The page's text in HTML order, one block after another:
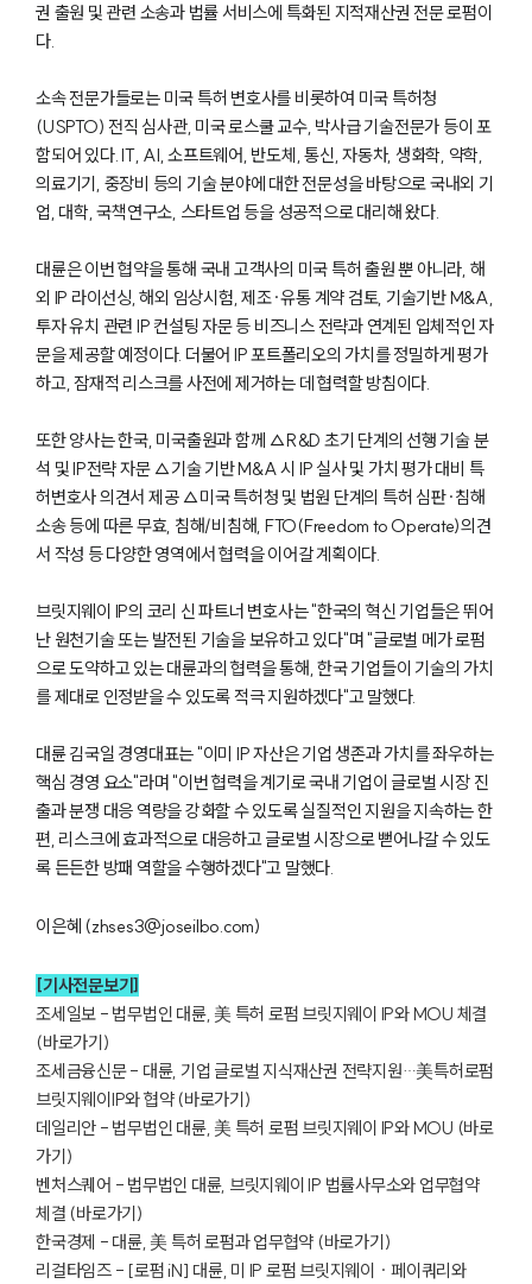
그룹소개
그룹소개
대륜의 강점
글로벌 파트너 로펌
고객의 소리
권 출원 및 관련 소송과 법률 서비스에 특화된 지적재산권 전문 로펌이
다.
소속 전문가들로는 미국 특허 변호사를 비롯하여 미국 특허청
(USPTO) 전직 심사관, 미국 로스쿨 교수, 박사급 기술전문가 등이 포
함되어 있다. IT, AI, 소프트웨어, 반도체, 통신, 자동차, 생화학, 약학,
의료기기, 중장비 등의 기술 분야에 대한 전문성을 바탕으로 국내외 기
업, 대학, 국책연구소, 스타트업 등을 성공적으로 대리해 왔다.
대륜은 이번 협약을 통해 국내 고객사의 미국 특허 출원 뿐 아니라, 해
외 IP 라이선싱, 해외 임상시험, 제조·유통 계약 검토, 기술기반 M&A,
투자 유치 관련 IP 컨설팅 자문 등 비즈니스 전략과 연계된 입체적인 자
문을 제공할 예정이다. 더불어 IP 포트폴리오의 가치를 정밀하게 평가
하고, 잠재적 리스크를 사전에 제거하는 데 협력할 방침이다.
또한 양사는 한국, 미국출원과 함께 △R&D 초기 단계의 선행 기술 분
석 및 IP전략 자문 △기술 기반 M&A 시 IP 실사 및 가치 평가 대비 특
허변호사 의견서 제공 △미국 특허청 및 법원 단계의 특허 심판·침해
소송 등에 따른 무효, 침해/비침해, FTO(Freedom to Operate)의견
서 작성 등 다양한 영역에서 협력을 이어갈 계획이다.
브릿지웨이 IP의 코리 신 파트너 변호사는 "한국의 혁신 기업들은 뛰어
난 원천기술 또는 발전된 기술을 보유하고 있다"며 "글로벌 메가 로펌
으로 도약하고 있는 대륜과의 협력을 통해, 한국 기업들이 기술의 가치
를 제대로 인정받을 수 있도록 적극 지원하겠다"고 말했다.
대륜 김국일 경영대표는 "이미 IP 자산은 기업 생존과 가치를 좌우하는
핵심 경영 요소"라며 "이번 협력을 계기로 국내 기업이 글로벌 시장 진
출과 분쟁 대응 역량을 강화할 수 있도록 실질적인 지원을 지속하는 한
편, 리스크에 효과적으로 대응하고 글로벌 시장으로 뻗어나갈 수 있도
록 든든한 방패 역할을 수행하겠다"고 말했다.
이은혜 (zhses3@joseilbo.com)
[기사전문보기]
조세일보 - 법무법인 대륜, 美 특허 로펌 브릿지웨이 IP와 MOU 체결
(바로가기)
조세금융신문 - 대륜, 기업 글로벌 지식재산권 전략지원…美특허로펌
브릿지웨이IP와 협약 (바로가기)
데일리안 - 법무법인 대륜, 美 특허 로펌 브릿지웨이 IP와 MOU (바로
가기)
벤처스퀘어 - 법무법인 대륜, 브릿지웨이 IP 법률사무소와 업무협약
체결 (바로가기)
한국경제 - 대륜, 美 특허 로펌과 업무협약 (바로가기)
리걸타임즈 - [로펌 iN] 대륜, 미 IP 로펌 브릿지웨이 · 페이쿼리와